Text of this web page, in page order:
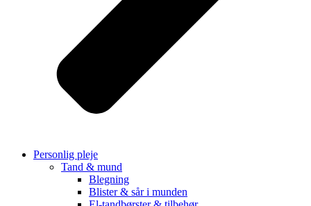
Personlig pleje
Tand & mund
Blegning
Blister & sår i munden